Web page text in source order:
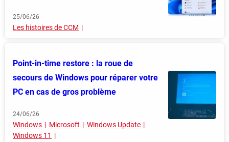
25/06/26
Les histoires de CCM
Point-in-time restore : la roue de
secours de Windows pour réparer votre
PC en cas de gros problème
24/06/26
Windows Microsoft
Windows Update
Windows 11